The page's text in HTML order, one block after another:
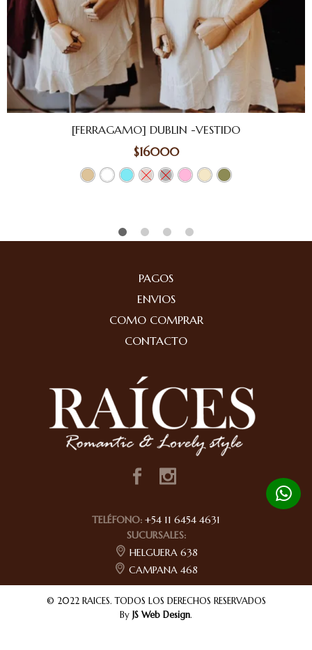
[FERRAGAMO] DUBLIN -VESTIDO
$16000
PAGOS
ENVIOS
COMO COMPRAR
CONTACTO
TELÉFONO: +54 11 6454 4631
SUCURSALES:
HELGUERA 638
CAMPANA 468
© 2022 RAICES. TODOS LOS DERECHOS RESERVADOS
By JS Web Design.